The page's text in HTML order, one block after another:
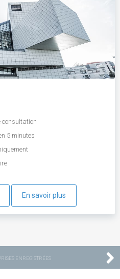
consultation
5 minutes
En savoir plus
ENREGISTRÉES